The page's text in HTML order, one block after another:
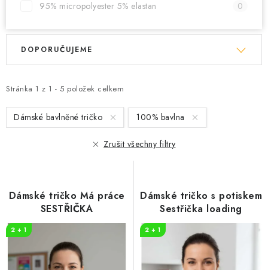
Obchodní podmínky
Zásady zpracování ochrany osobních údajů
Napište nám
Kontakty
95% micropolyester 5% elastan
0
V
i
s
p
u
t
ů
Stránka 1 z 1 - 5 položek celkem
Ř
e
n
í
d
k
t
ů
DOPORUČUJEME
Dámské bavlněné tričko 100% bavlna
Zrušit všechny filtry
Dámské tričko Má práce
SESTŘIČKA
2 + 1
Dámské tričko s potiskem
Sestřička loading
2 + 1